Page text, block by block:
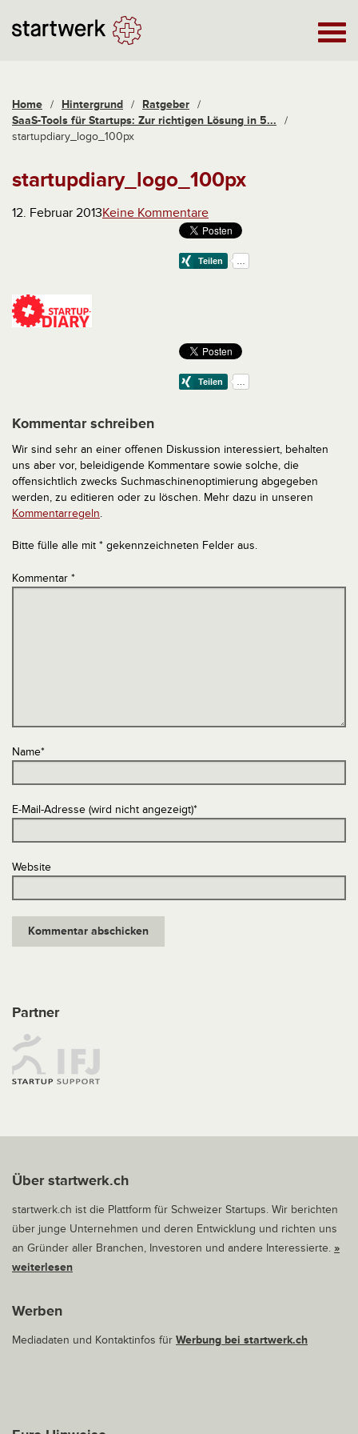
Home / Hintergrund / Ratgeber /
SaaS-Tools für Startups: Zur richtigen Lösung in 5...
/
startupdiary_logo_100px
startupdiary_logo_100px
12. Februar 2013Keine Kommentare
Kommentar schreiben
Wir sind sehr an einer offenen Diskussion interessiert, behalten
uns aber vor, beleidigende Kommentare sowie solche, die
offensichtlich zwecks Suchmaschinenoptimierung abgegeben
werden, zu editieren oder zu löschen. Mehr dazu in unseren
Kommentarregeln.
Bitte fülle alle mit * gekennzeichneten Felder aus.
Kommentar *
Name*
E-Mail-Adresse (wird nicht angezeigt)*
Website
Partner
Über startwerk.ch
startwerk.ch ist die Plattform für Schweizer Startups. Wir berichten
über junge Unternehmen und deren Entwicklung und richten uns
an Gründer aller Branchen, Investoren und andere Interessierte. »
weiterlesen
Werben
Mediadaten und Kontaktinfos für Werbung bei startwerk.ch